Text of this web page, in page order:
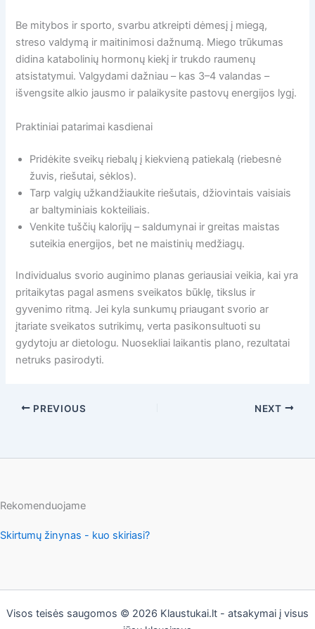
Be mitybos ir sporto, svarbu atkreipti dėmesį į miegą,
streso valdymą ir maitinimosi dažnumą. Miego trūkumas
didina katabolinių hormonų kiekį ir trukdo raumenų
atsistatymui. Valgydami dažniau – kas 3–4 valandas –
išvengsite alkio jausmo ir palaikysite pastovų energijos lygį.
Praktiniai patarimai kasdienai
Pridėkite sveikų riebalų į kiekvieną patiekalą (riebesnė
žuvis, riešutai, sėklos).
Tarp valgių užkandžiaukite riešutais, džiovintais vaisiais
ar baltyminiais kokteiliais.
Venkite tuščių kalorijų – saldumynai ir greitas maistas
suteikia energijos, bet ne maistinių medžiagų.
Individualus svorio auginimo planas geriausiai veikia, kai yra
pritaikytas pagal asmens sveikatos būklę, tikslus ir
gyvenimo ritmą. Jei kyla sunkumų priaugant svorio ar
įtariate sveikatos sutrikimų, verta pasikonsultuoti su
gydytoju ar dietologu. Nuosekliai laikantis plano, rezultatai
netruks pasirodyti.
PREVIOUS NEXT
Rekomenduojame
Skirtumų žinynas - kuo skiriasi?
Visos teisės saugomos © 2026 Klaustukai.lt - atsakymai į visus